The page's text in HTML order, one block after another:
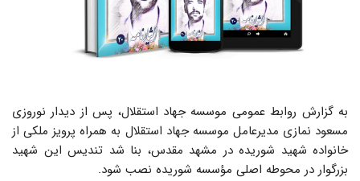
به گزارش روابط عمومی موسسه جهاد استقلال، پس از دیدار نوروزی
مسعود نمازی مدیرعامل موسسه جهاد استقلال به همراه پرویز ملکی از
خانواده شهید شوریده در مشهد مقدس، بنا شد تندیس این شهید
بزرگوار در محوطه اصلی مؤسسه شوریده نصب شود.